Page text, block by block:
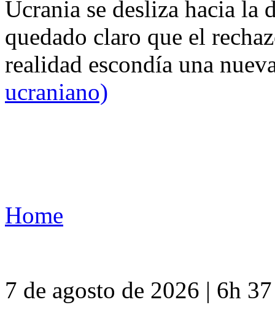
Ucrania se desliza hacia
quedado claro que el
realidad escondía una
ucraniano)
Home
7 de agosto de 2026 | 6h